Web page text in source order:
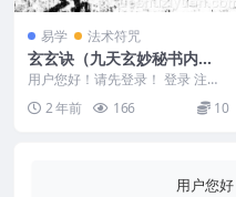
易学 法术符咒
玄玄诀（九天玄妙秘书内
经）.pdf
用户您好！请先登录！ 登录 注册
玄玄诀（九天玄妙秘书内经）.pdf
24050...
2 年前 166 10
用户您